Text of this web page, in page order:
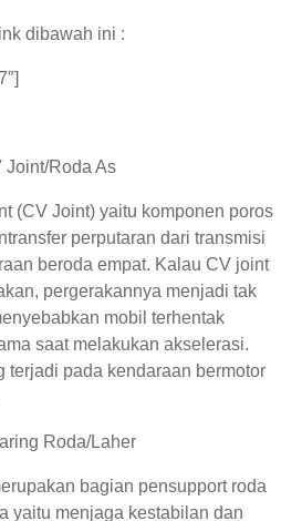
dibawah ini :
Joint/Roda As
(CV Joint) yaitu komponen poros
perputaran dari transmisi
beroda empat. Kalau CV joint
pergerakannya menjadi tak
mobil terhentak
saat melakukan akselerasi.
terjadi pada kendaraan bermotor
Roda/Laher
bagian pensupport roda
yaitu menjaga kestabilan dan